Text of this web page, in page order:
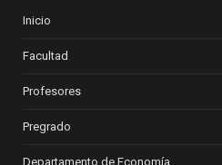
Inicio
Facultad
Profesores
Pregrado
Departamento de Economía